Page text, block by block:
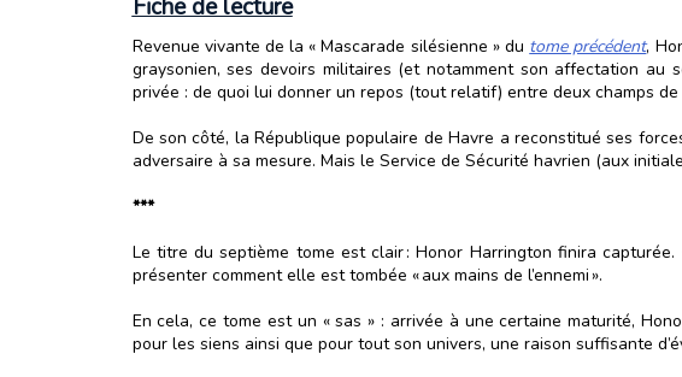
Fiche de lecture
Revenue vivante de la « Mascarade silésienne » du tome précédent,
graysonien, ses devoirs militaires (et notamment son affectation au
privée : de quoi lui donner un repos (tout relatif) entre deux champs
De son côté, la République populaire de Havre a reconstitué ses
adversaire à sa mesure. Mais le Service de Sécurité havrien (aux
***
Le titre du septième tome est clair : Honor Harrington finira
présenter comment elle est tombée « aux mains de l’ennemi ».
En cela, ce tome est un « sas » : arrivée à une certaine maturité,
pour les siens ainsi que pour tout son univers, une raison suffisante